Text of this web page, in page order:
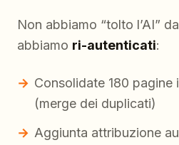
Non abbiamo “tolto l’AI”
abbiamo ri-autenticati:
Consolidate 180
(merge dei duplicati)
Aggiunta attribuzione